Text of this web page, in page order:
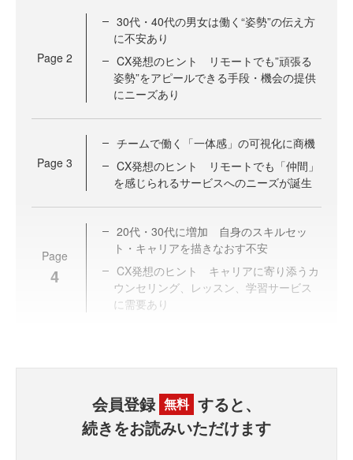
Page 2
30代・40代の男女は働く“姿勢”の伝え方
に不安あり
CX発想のヒント リモートでも”頑張る
姿勢”をアピールできる手段・機会の提供
にニーズあり
Page 3
チームで働く「一体感」の可視化に商機
CX発想のヒント リモートでも「仲間」
を感じられるサービスへのニーズが誕生
Page
4
20代・30代に増加 自身のスキルセッ
ト・キャリアを描きなおす不安
CX発想のヒント キャリアに寄り添うカ
ウンセリング、レッスン、学習サービス
に需要あり
会員登録 無料 すると、
続きをお読みいただけます